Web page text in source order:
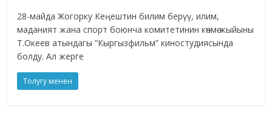
28-майда Жогорку Кеңештин билим берүү, илим,
маданият жана спорт боюнча комитетинин көчмө жыйыны
Т.Океев атындагы “Кыргызфильм” киностудиясында
болду. Ал жерге
Толугу менен